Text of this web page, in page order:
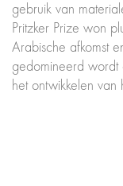
gebruik van
Pritzker Prize won
Arabische afkomst
gedomineerd wordt
het ontwikkelen van